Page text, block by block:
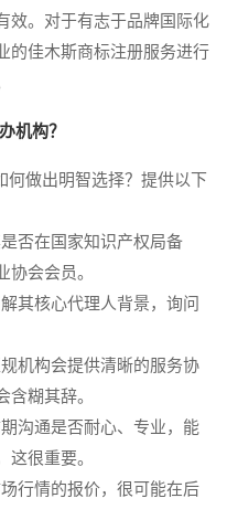
效。对于有志于品牌国际化
的佳木斯商标注册服务进行
机构？
做出明智选择？提供以下
否在国家知识产权局备
会会员。
核心代理人背景，询问
机构会提供清晰的服务协
糊其辞。
沟通是否耐心、专业，能
很重要。
行情的报价，很可能在后